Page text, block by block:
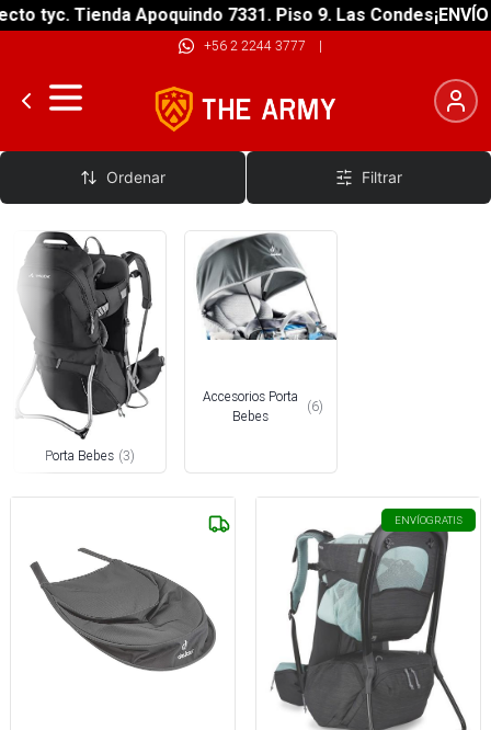
tyc. Tienda Apoquindo 7331. Piso 9. Las Condes¡ENVÍO
+56 2 2244 3777 |
Mochila Porta Bebé
Ordenar Filtrar
Porta Bebes (3)
Accesorios Porta
Bebes
(6)
ENVÍOGRATIS